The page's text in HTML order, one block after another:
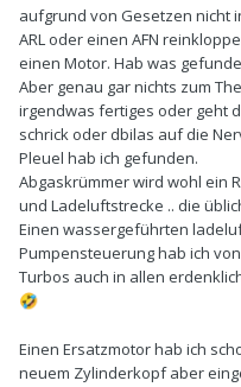
aufgrund von Gesetzen nicht
ARL oder einen AFN
einen Motor. Hab was
Aber genau gar nichts zum
irgendwas fertiges oder geht
schrick oder dbilas auf die
Pleuel hab ich gefunden.
Abgaskrümmer wird wohl ein
und Ladeluftstrecke .. die
Einen wassergeführten
Pumpensteuerung hab ich
Turbos auch in allen
🤣
Einen Ersatzmotor hab ich
neuem Zylinderkopf aber